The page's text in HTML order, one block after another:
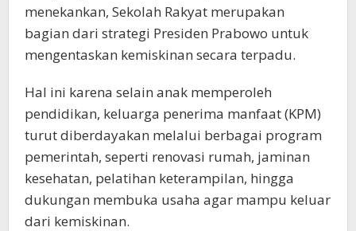
menekankan, Sekolah Rakyat merupakan
bagian dari strategi Presiden Prabowo untuk
mengentaskan kemiskinan secara terpadu.
Hal ini karena selain anak memperoleh
pendidikan, keluarga penerima manfaat (KPM)
turut diberdayakan melalui berbagai program
pemerintah, seperti renovasi rumah, jaminan
kesehatan, pelatihan keterampilan, hingga
dukungan membuka usaha agar mampu keluar
dari kemiskinan.